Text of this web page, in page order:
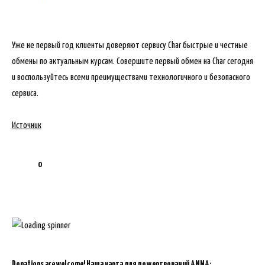
Уже не первый год клиенты доверяют сервису Char быстрые и честные
обмены по актуальным курсам. Совершите первый обмен на Char сегодня
и воспользуйтесь всеми преимуществами технологичного и безопасного
сервиса.
Источник
0